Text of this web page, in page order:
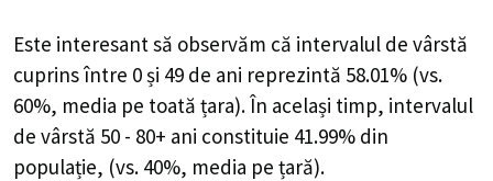
Este interesant să observăm că intervalul de vârstă
cuprins între 0 și 49 de ani reprezintă 58.01% (vs.
60%, media pe toată țara). În același timp, intervalul
de vârstă 50 - 80+ ani constituie 41.99% din
populație, (vs. 40%, media pe țară).